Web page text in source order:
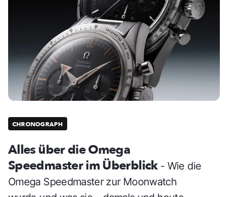
CHRONOGRAPH
Alles über die Omega
Speedmaster im Überblick - Wie die
Omega Speedmaster zur Moonwatch